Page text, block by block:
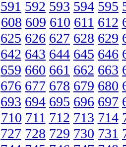
591 592 593 594 595
608 609 610 611 612
625 626 627 628 629
642 643 644 645 646
659 660 661 662 663
676 677 678 679 680
693 694 695 696 697
710 711 712 713 714
727 728 729 730 731